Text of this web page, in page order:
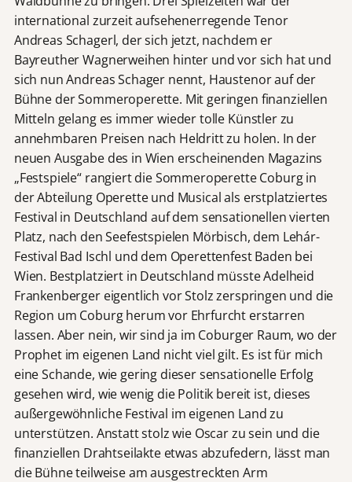
international zurzeit aufsehenerregende Tenor
Andreas Schagerl, der sich jetzt, nachdem er
Bayreuther Wagnerweihen hinter und vor sich hat und
sich nun Andreas Schager nennt, Haustenor auf der
Bühne der Sommeroperette. Mit geringen finanziellen
Mitteln gelang es immer wieder tolle Künstler zu
annehmbaren Preisen nach Heldritt zu holen. In der
neuen Ausgabe des in Wien erscheinenden Magazins
„Festspiele“ rangiert die Sommeroperette Coburg in
der Abteilung Operette und Musical als erstplatziertes
Festival in Deutschland auf dem sensationellen vierten
Platz, nach den Seefestspielen Mörbisch, dem Lehár-
Festival Bad Ischl und dem Operettenfest Baden bei
Wien. Bestplatziert in Deutschland müsste Adelheid
Frankenberger eigentlich vor Stolz zerspringen und die
Region um Coburg herum vor Ehrfurcht erstarren
lassen. Aber nein, wir sind ja im Coburger Raum, wo der
Prophet im eigenen Land nicht viel gilt. Es ist für mich
eine Schande, wie gering dieser sensationelle Erfolg
gesehen wird, wie wenig die Politik bereit ist, dieses
außergewöhnliche Festival im eigenen Land zu
unterstützen. Anstatt stolz wie Oscar zu sein und die
finanziellen Drahtseilakte etwas abzufedern, lässt man
die Bühne teilweise am ausgestreckten Arm